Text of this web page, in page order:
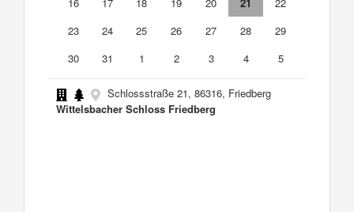
23
24 25 26 27 28
29
30
31 1 2 3 4 5
Schlossstraße 21, 86316, Friedberg
Wittelsbacher Schloss Friedberg